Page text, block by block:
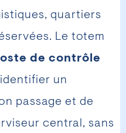
quartiers
Le totem
de contrôle
un
passage et de
central, sans